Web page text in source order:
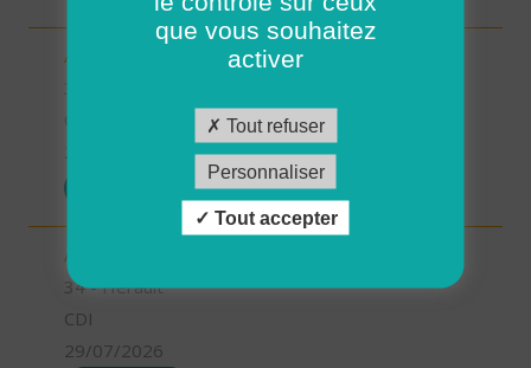
Aide à domicile LODEVE (H/F)
Aide à domicile SOMAILS (H/F)
34 - Hérault
CDI
29/07/2026
que vous souhaitez
activer
Tout refuser
Personnaliser
Tout accepter